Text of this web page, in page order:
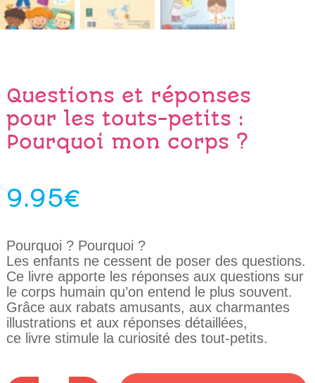
Questions et réponses
pour les touts-petits :
Pourquoi mon corps ?
9.95€
Pourquoi ? Pourquoi ?
Les enfants ne cessent de poser des questions.
Ce livre apporte les réponses aux questions sur
le corps humain qu’on entend le plus souvent.
Grâce aux rabats amusants, aux charmantes
illustrations et aux réponses détaillées,
ce livre stimule la curiosité des tout-petits.